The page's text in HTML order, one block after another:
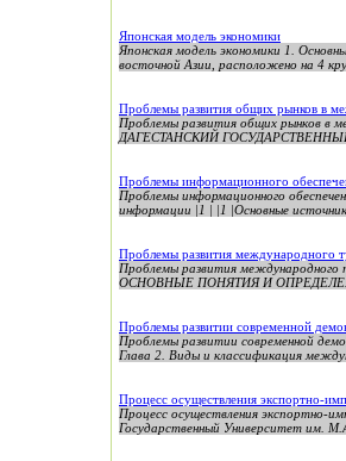
Японская модель экономики
Японская модель экономики 1.
восточной Азии, расположено на 4
Проблемы развития общих рынков в
Проблемы развития общих рынков в
ДАГЕСТАНСКИЙ
Проблемы информационного
Проблемы информационного
информации |1 | |1 |Основные
Проблемы развития международного
Проблемы развития
ОСНОВНЫЕ ПОНЯТИЯ И
Проблемы развитии современной
Проблемы развитии современной
Глава 2. Виды и классификация
Процесс осуществления экспортно-
Процесс осуществления экспортно-
Государственный Университет им.